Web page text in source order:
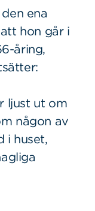
ena
hon går i
åring,
ljust ut om
någon av
i huset,